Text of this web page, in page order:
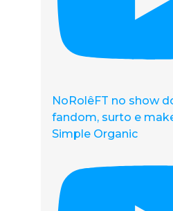
NoRolêFT no show
fandom, surto e
Simple Organic